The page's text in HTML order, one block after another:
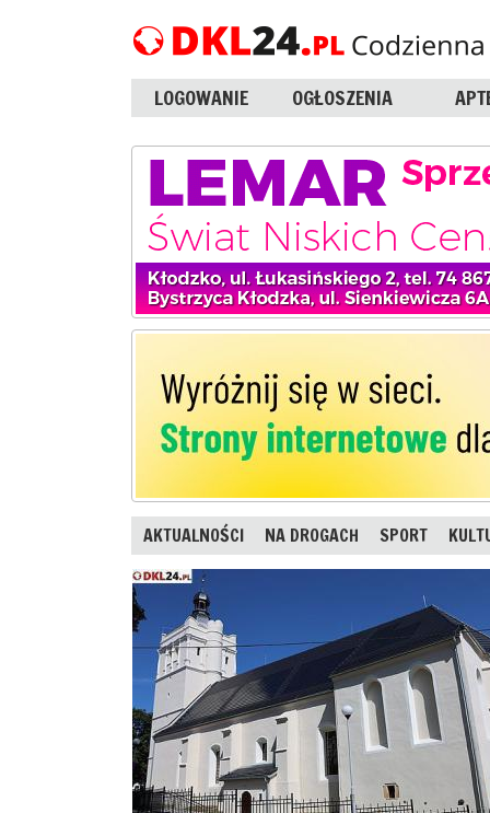
LOGOWANIE OGŁOSZENIA
AKTUALNOŚCI NA DROGACH SPORT